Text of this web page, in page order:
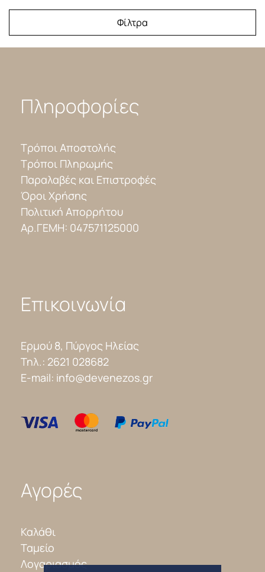
Φίλτρα
Πληροφορίες
Τρόποι Αποστολής
Τρόποι Πληρωμής
Παραλαβές και Επιστροφές
Όροι Χρήσης
Πολιτική Απορρήτου
Αρ.ΓΕΜΗ: 047571125000
Επικοινωνία
Ερμού 8, Πύργος Ηλείας
Τηλ.: 2621 028682
E-mail: info@devenezos.gr
Αγορές
Καλάθι
Ταμείο
Λογαριασμός